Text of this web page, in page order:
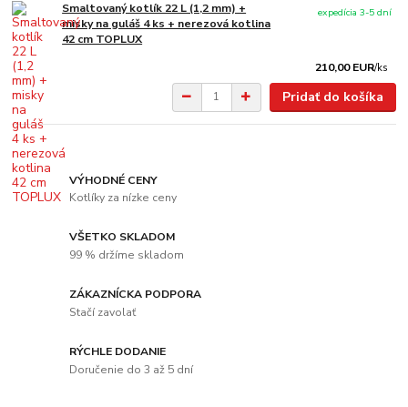
Smaltovaný kotlík 22 L (1,2 mm) +
misky na guláš 4 ks + nerezová kotlina
42 cm TOPLUX
210,00 EUR/ks
expedícia 3-5 dní
Pridať do košíka
VÝHODNÉ CENY
Kotlíky za nízke ceny
VŠETKO SKLADOM
99 % držíme skladom
ZÁKAZNÍCKA PODPORA
Stačí zavolať
RÝCHLE DODANIE
Doručenie do 3 až 5 dní